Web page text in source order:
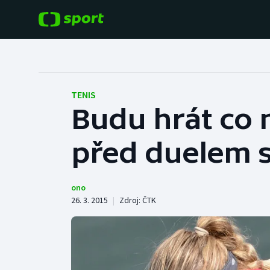
Hokej
Tenis
Cyklistika
Baseball a softbal
Basketbal
Boby a skeleton
Box
TENIS
Budu hrát co
před duelem
ono
26. 3. 2015 | Zdroj: ČTK